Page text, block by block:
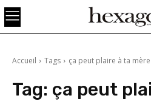
Accueil Tags ça peut plaire à ta mère
Tag: ça peut